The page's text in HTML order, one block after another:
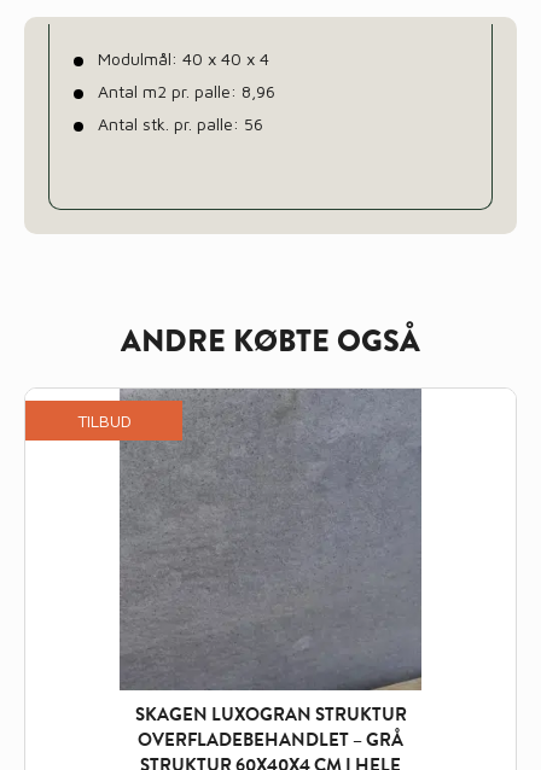
Modulmål: 40 x 40 x 4
Antal m2 pr. palle: 8,96
Antal stk. pr. palle: 56
ANDRE KØBTE OGSÅ
TILBUD
SKAGEN LUXOGRAN STRUKTUR
OVERFLADEBEHANDLET – GRÅ